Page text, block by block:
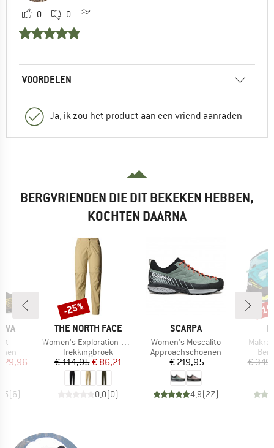
0 0
VOORDELEN
Ja, ik zou het product aan een vriend aanraden
BERGVRIENDEN DIE DIT BEKEKEN HEBBEN,
KOCHTEN DAARNA
prijs
(6)
MERK
THE NORTH FACE
Artikel
Women's Exploration Convertible Pants
Productgroep
Trekkingbroek
Prijs
€ 114,95Verlaagde prijs
€ 86,21
0,0(0)
Korting
-25%
MERK
SCARPA
Artikel
Women's Mescalito
Productgroep
Approachschoenen
Prijs
€ 219,95
4,9(27)
Artikel
Makra
€
-